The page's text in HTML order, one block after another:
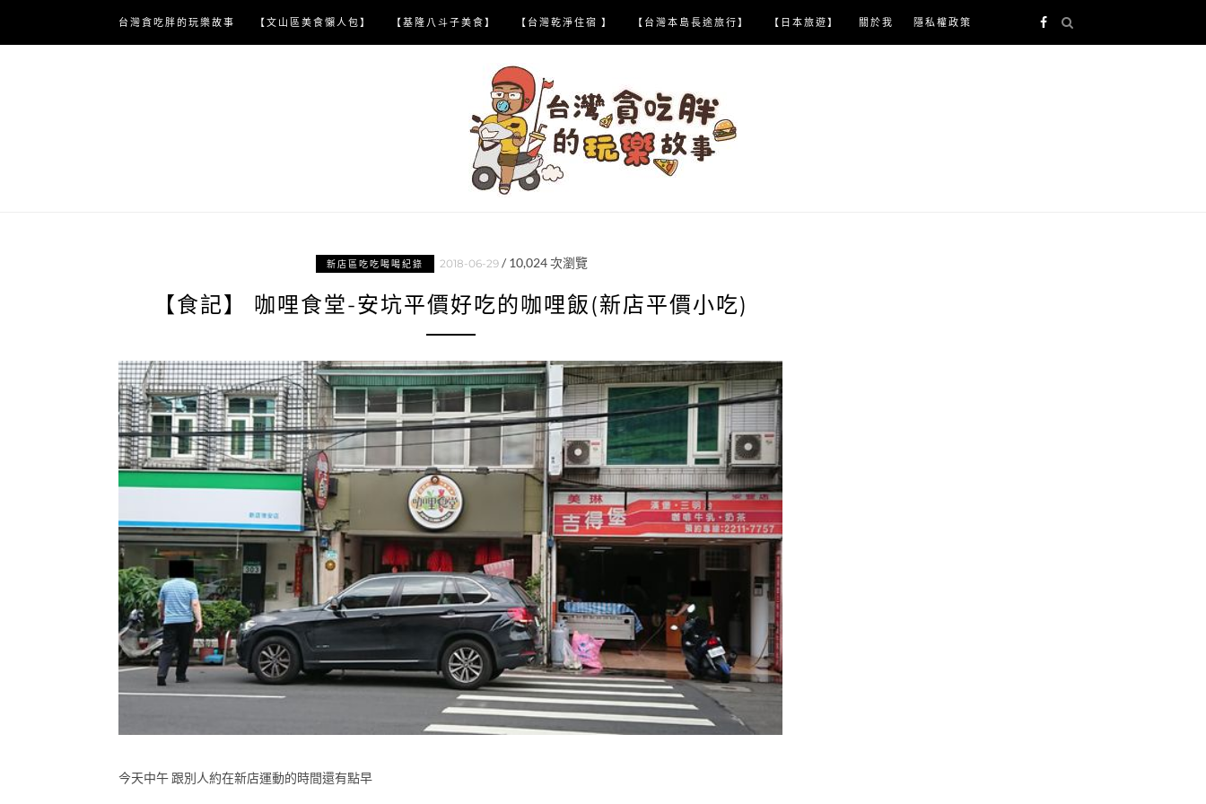
content
台灣貪吃胖的玩樂故事 【文山區美食懶人包】 【基隆八斗子美食】 【台灣乾淨住宿 】 【台灣本島長途旅行】 【日本旅遊】 關於我 隱私權政策
新店區吃吃喝喝紀錄 2018-06-29 / 10,024次瀏覽
【食記】 咖哩食堂-安坑平價好吃的咖哩飯(新店平價小吃)
今天中午 跟別人約在新店運動的時間還有點早